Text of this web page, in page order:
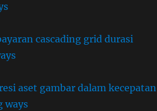
cascading grid durasi
aset gambar dalam kecepatan
ways